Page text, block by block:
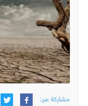
مشاركة عبر: